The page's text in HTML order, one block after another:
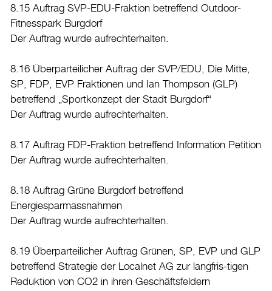
8.15 Auftrag SVP-EDU-Fraktion betreffend Outdoor-
Fitnesspark Burgdorf
Der Auftrag wurde aufrechterhalten.
8.16 Überparteilicher Auftrag der SVP/EDU, Die Mitte,
SP, FDP, EVP Fraktionen und Ian Thompson (GLP)
betreffend „Sportkonzept der Stadt Burgdorf“
Der Auftrag wurde aufrechterhalten.
8.17 Auftrag FDP-Fraktion betreffend Information Petition
Der Auftrag wurde aufrechterhalten.
8.18 Auftrag Grüne Burgdorf betreffend
Energiesparmassnahmen
Der Auftrag wurde aufrechterhalten.
8.19 Überparteilicher Auftrag Grünen, SP, EVP und GLP
betreffend Strategie der Localnet AG zur langfris-tigen
Reduktion von CO2 in ihren Geschäftsfeldern